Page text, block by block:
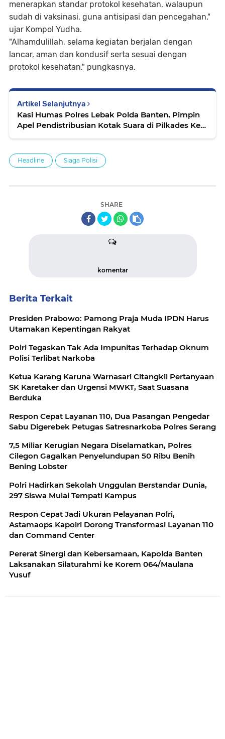
menerapkan standar protokol kesehatan, walaupun
sudah di vaksinasi, guna antisipasi dan pencegahan."
ujar Kompol Yudha.
"Alhamdulillah, selama kegiatan berjalan dengan
lancar, aman dan kondusif serta sesuai dengan
protokol kesehatan," pungkasnya.
Artikel Selanjutnya
Kasi Humas Polres Lebak Polda Banten, Pimpin
Apel Pendistribusian Kotak Suara di Pilkades Kec.
Headline Siaga Polisi
SHARE
komentar
Berita Terkait
Presiden Prabowo: Pamong Praja Muda IPDN Harus
Utamakan Kepentingan Rakyat
Polri Tegaskan Tak Ada Impunitas Terhadap Oknum
Polisi Terlibat Narkoba
Ketua Karang Karuna Warnasari Citangkil Pertanyaan
SK Karetaker dan Urgensi MWKT, Saat Suasana
Berduka
Respon Cepat Layanan 110, Dua Pasangan Pengedar
Sabu Digerebek Petugas Satresnarkoba Polres Serang
7,5 Miliar Kerugian Negara Diselamatkan, Polres
Cilegon Gagalkan Penyelundupan 50 Ribu Benih
Bening Lobster
Polri Hadirkan Sekolah Unggulan Berstandar Dunia,
297 Siswa Mulai Tempati Kampus
Respon Cepat Jadi Ukuran Pelayanan Polri,
Astamaops Kapolri Dorong Transformasi Layanan 110
dan Command Center
Pererat Sinergi dan Kebersamaan, Kapolda Banten
Laksanakan Silaturahmi ke Korem 064/Maulana
Yusuf